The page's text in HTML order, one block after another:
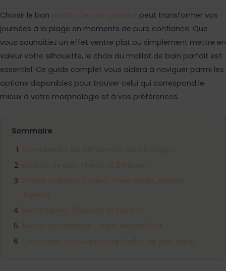
Choisir le bon maillot de bain gainant peut transformer vos
journées à la plage en moments de pure confiance. Que
vous souhaitiez un effet ventre plat ou simplement mettre en
valeur votre silhouette, le choix du maillot de bain parfait est
essentiel. Ce guide complet vous aidera à naviguer parmi les
options disponibles pour trouver celui qui correspond le
mieux à votre morphologie et à vos préférences.
Sommaire
Comprendre les Différentes Morphologies
Maillots de Bain 1 Pièce vs 2 Pièces
Choisir la Bonne Coupe : Taille Haute, Bustier,
Jupette
Les Matières : Élasticité et Confort
Niveau de Gainage : Léger, Moyen, Fort
Conclusion : Trouvez Votre Maillot de Bain Idéal